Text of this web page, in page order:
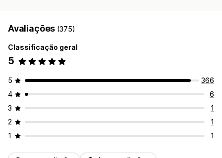
Avaliações (375)
Classificação geral
5
5
366
4
6
3
1
2
1
1
1